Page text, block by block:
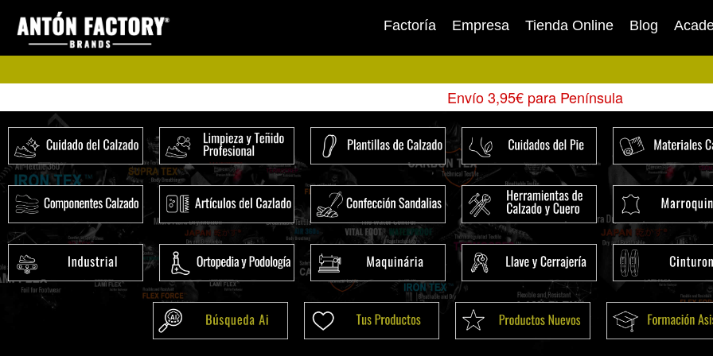
contenido
Factoría Empresa Tienda Online Blog
Envío 3,95€ para Península